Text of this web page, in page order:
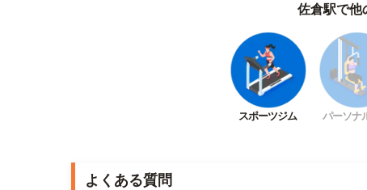
佐倉駅で他
スポーツジム パーソナ
よくある質問